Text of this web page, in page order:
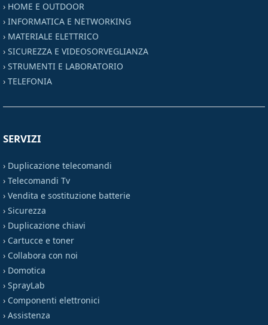
› HOME E OUTDOOR
› INFORMATICA E NETWORKING
› MATERIALE ELETTRICO
› SICUREZZA E VIDEOSORVEGLIANZA
› STRUMENTI E LABORATORIO
› TELEFONIA
SERVIZI
› Duplicazione telecomandi
› Telecomandi Tv
› Vendita e sostituzione batterie
› Sicurezza
› Duplicazione chiavi
› Cartucce e toner
› Collabora con noi
› Domotica
› SprayLab
› Componenti elettronici
› Assistenza